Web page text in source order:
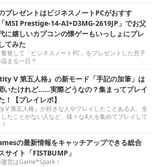
プレゼントはビジネスノートPCがおすす
MSI Prestige-14-AI+D3MG-2619JP」でお父
に嬉しいカプコンの懐ゲーもいっしょにプレ
てみた
発して「ビジネスノートPC」をプレゼントした息子
まる一日？
V 第五人格』の新モード「手記の加筆」は
いたけれど……実際どうなの？集まってプレイ
！【プレイレポ】
V 第五人格』が好きな人やプレイしたことある人、全
したことがない人など、様々な4人を集めてプレイして
の最新情報をキャッチアップできる総合
サイト「FISTBUMP」
営はGame*Spark！